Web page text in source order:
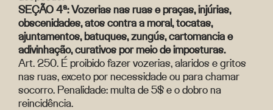
SEÇÃO 4ª: Vozerias nas ruas e praças, injúrias,
obscenidades, atos contra a moral, tocatas,
ajuntamentos, batuques, zungús, cartomancia e
adivinhação, curativos por meio de imposturas.
Art. 250. É proibido fazer vozerias, alaridos e gritos
nas ruas, exceto por necessidade ou para chamar
socorro. Penalidade: multa de 5$ e o dobro na
reincidência.